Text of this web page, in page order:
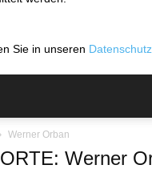
Sie in unseren
Werner Orban
Werner